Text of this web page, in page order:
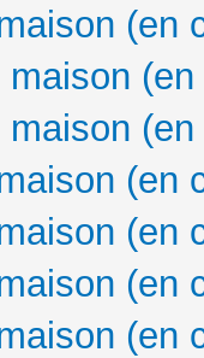
(en
(en
(en
(en
(en